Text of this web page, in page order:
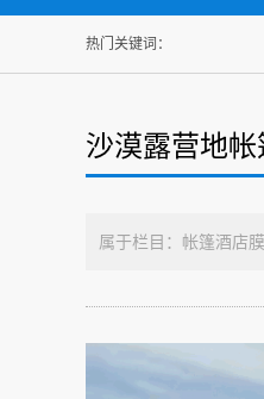
热门关键词：
沙漠露营地帐
属于栏目：帐篷酒店